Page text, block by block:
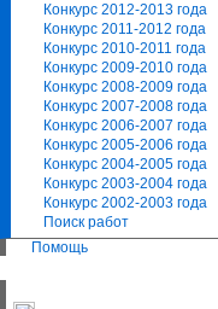
Конкурс 2012-2013 года
Конкурс 2011-2012 года
Конкурс 2010-2011 года
Конкурс 2009-2010 года
Конкурс 2008-2009 года
Конкурс 2007-2008 года
Конкурс 2006-2007 года
Конкурс 2005-2006 года
Конкурс 2004-2005 года
Конкурс 2003-2004 года
Конкурс 2002-2003 года
Поиск работ
Помощь